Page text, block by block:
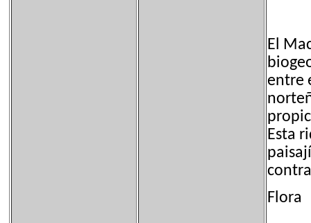
El
entre
Esta
Flora